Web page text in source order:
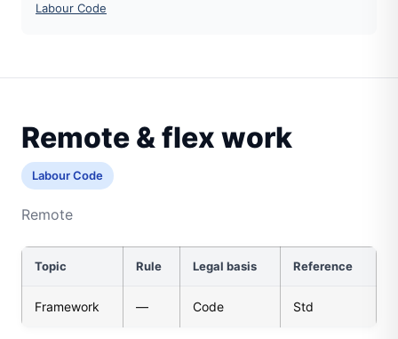
Labour Code
Remote & flex work
Labour Code
Remote
Topic Rule Legal basis Reference
Framework — Code Std